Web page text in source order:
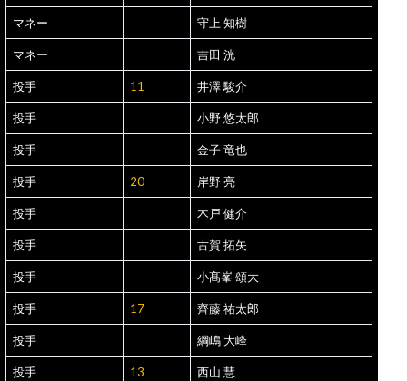
マネー 守上 知樹
マネー 吉田 洸
投手 11 井澤 駿介
投手 小野 悠太郎
投手 金子 竜也
投手 20 岸野 亮
投手 木戸 健介
投手 古賀 拓矢
投手 小髙峯 頌大
投手 17 齊藤 祐太郎
投手 綱嶋 大峰
投手 13 西山 慧